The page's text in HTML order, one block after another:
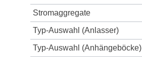
Stromaggregate
Typ-Auswahl (Anlasser)
Typ-Auswahl (Anhängeböcke)